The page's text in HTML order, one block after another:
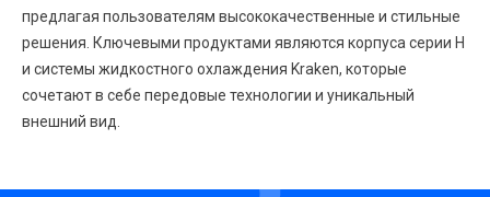
предлагая пользователям высококачественные и стильные
решения. Ключевыми продуктами являются корпуса серии H
и системы жидкостного охлаждения Kraken, которые
сочетают в себе передовые технологии и уникальный
внешний вид.